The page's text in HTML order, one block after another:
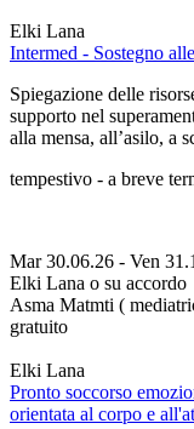
Elki Lana
Intermed - Sostegno
Spiegazione delle
supporto nel
alla mensa, all’asilo, a
tempestivo - a breve
Mar 30.06.26 - Ven
Elki Lana o su accordo
Asma Matmti (
gratuito
Elki Lana
Pronto soccorso
orientata al corpo e